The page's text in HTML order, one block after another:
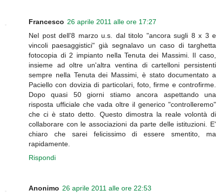
Francesco 26 aprile 2011 alle ore 17:27
Nel post dell'8 marzo u.s. dal titolo "ancora sugli 8 x 3 e
vincoli paesaggistici" già segnalavo un caso di targhetta
fotocopia di 2 impianto nella Tenuta dei Massimi. Il caso,
insieme ad oltre un'altra ventina di cartelloni persistenti
sempre nella Tenuta dei Massimi, è stato documentato a
Paciello con dovizia di particolari, foto, firme e controfirme.
Dopo quasi 50 giorni stiamo ancora aspettando una
risposta ufficiale che vada oltre il generico "controlleremo"
che ci è stato detto. Questo dimostra la reale volontà di
collaborare con le associazioni da parte delle istituzioni. E'
chiaro che sarei felicissimo di essere smentito, ma
rapidamente.
Rispondi
Anonimo 26 aprile 2011 alle ore 22:53